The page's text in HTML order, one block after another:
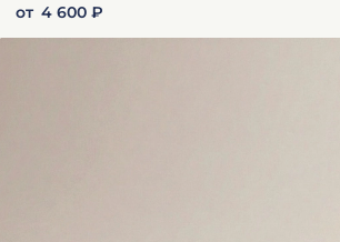
от 4 600 ₽